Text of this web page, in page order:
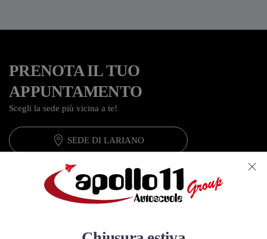
PRENOTA IL TUO
APPUNTAMENTO
Scegli la sede più vicina a te!
SEDE DI LARIANO
SEDE DI LATINA 1